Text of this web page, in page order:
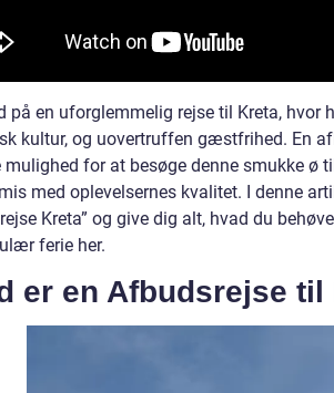
på en uforglemmelig rejse til Kreta, hvor
kultur, og uovertruffen gæstfrihed. En
mulighed for at besøge denne smukke ø
med oplevelsernes kvalitet. I denne
Kreta” og give dig alt, hvad du
ferie her.
er en Afbudsrejse til